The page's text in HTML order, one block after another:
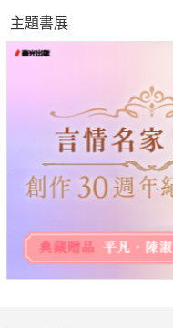
主題書展